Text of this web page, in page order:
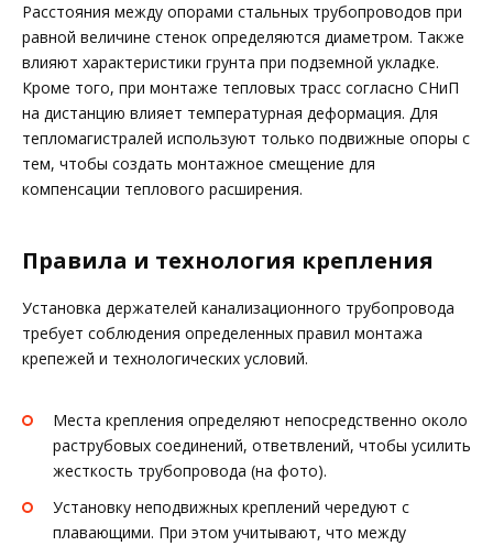
Расстояния между опо­рами стальных трубоп­роводов при
равной величине стенок определяются диаметром. Также
влияют характеристики грунта при подземной укладке.
Кроме того, при монтаже тепловых трасс согласно СНиП
на дистанцию влияет температурная деформация. Для
тепломагистралей используют только подвижные опоры с
тем, чтобы создать монтажное смещение для
компенсации теплового расширения.
Правила и технология крепления
Установка держателей канализационного трубопровода
требует соблюдения определенных правил монтажа
крепежей и технологических условий.
Места крепления определяют непосредственно около
раструбовых соединений, ответвлений, чтобы усилить
жесткость трубопровода (на фото).
Установку неподвижных креплений чередуют с
плавающими. При этом учитывают, что между